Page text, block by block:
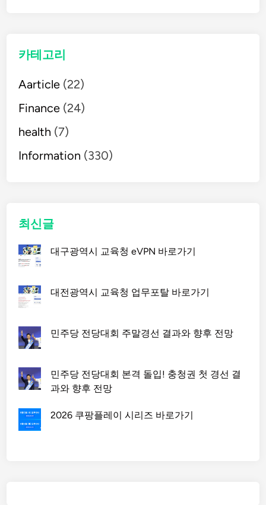
카테고리
Aarticle (22)
Finance (24)
health (7)
Information (330)
최신글
대구광역시 교육청 eVPN 바로가기
대전광역시 교육청 업무포탈 바로가기
민주당 전당대회 주말경선 결과와 향후 전망
민주당 전당대회 본격 돌입! 충청권 첫 경선 결
과와 향후 전망
2026 쿠팡플레이 시리즈 바로가기